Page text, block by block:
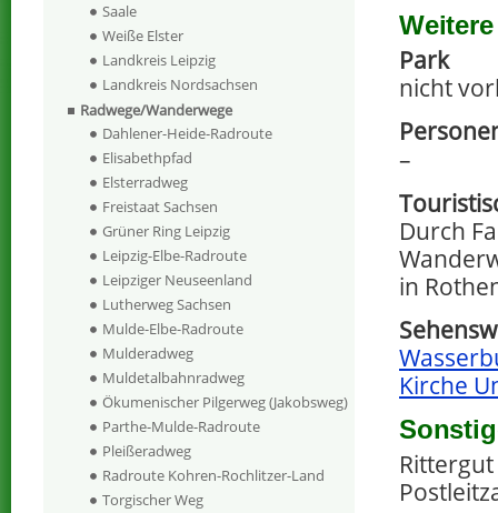
Park
nicht
–
Durch
in
Kirche
Saale
Weiße Elster
Landkreis Leipzig
Landkreis Nordsachsen
Radwege/Wanderwege
Dahlener-Heide-Radroute
Elisabethpfad
Elsterradweg
Freistaat Sachsen
Grüner Ring Leipzig
Leipzig-Elbe-Radroute
Leipziger Neuseenland
Lutherweg Sachsen
Mulde-Elbe-Radroute
Mulderadweg
Muldetalbahnradweg
Ökumenischer Pilgerweg (Jakobsweg)
Parthe-Mulde-Radroute
Pleißeradweg
Radroute Kohren-Rochlitzer-Land
Torgischer Weg